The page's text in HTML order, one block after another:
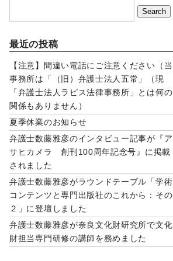
最近の投稿
【注意】間違い電話にご注意ください（当
事務所は「（旧）弁護士法人五常」（現
「弁護士法人ラピス法律事務所」とは何の
関係もありません）
夏季休業のお知らせ
弁護士数藤雅彦のインタビュー記事が『ア
サヒカメラ 創刊100周年記念号』に掲載
されました
弁護士数藤雅彦がラウンドテーブル「学術
コンテンツと専門出版社のこれから：その
２」に登壇しました
弁護士数藤雅彦が奈良文化財研究所で文化
財担当専門研修の講師を務めました